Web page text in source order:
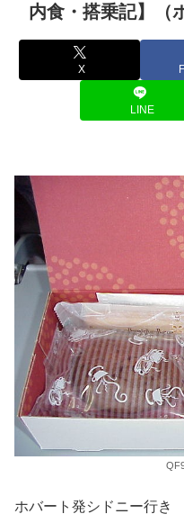
内食・搭乗記】（
X
LINE
ホバート発シドニー行き